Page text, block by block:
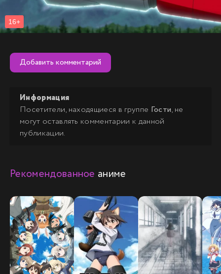
Добавить комментарий
Информация
Посетители, находящиеся в группе Гости, не
могут оставлять комментарии к данной
публикации.
Рекомендованное аниме